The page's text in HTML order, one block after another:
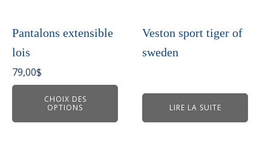
Pantalons extensible
lois
79,00$
CHOIX DES
OPTIONS
variations.
options
peuvent
être
la
Veston sport tiger of
sweden
LIRE LA SUITE